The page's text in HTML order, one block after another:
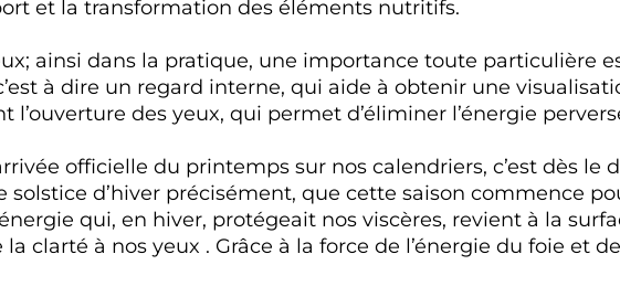
et la transformation des éléments nutritifs.
ainsi dans la pratique, une importance toute particulière
à dire un regard interne, qui aide à obtenir une
l’ouverture des yeux, qui permet d’éliminer l’énergie
officielle du printemps sur nos calendriers, c’est dès le
solstice d’hiver précisément, que cette saison commence
qui, en hiver, protégeait nos viscères, revient à la
clarté à nos yeux . Grâce à la force de l’énergie du foie et